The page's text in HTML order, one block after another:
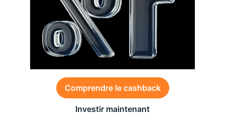
Comprendre le cashback
Investir maintenant